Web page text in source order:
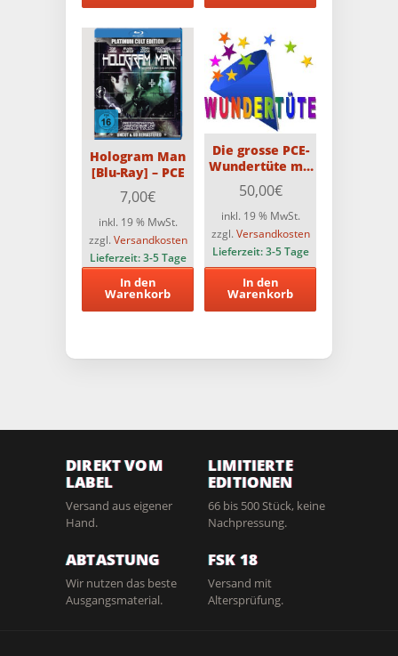
Hologram Man
[Blu-Ray] – PCE
7,00€
inkl. 19 % MwSt.
zzgl. Versandkosten
Lieferzeit:3-5 Tage
In den
Warenkorb
Die grosse PCE-
Wundertüte mit
6 PCE-Blu-rays
50,00€
inkl. 19 % MwSt.
zzgl. Versandkosten
Lieferzeit:3-5 Tage
In den
Warenkorb
DIREKT VOM
LABEL
Versand aus eigener
Hand.
LIMITIERTE
EDITIONEN
66 bis 500 Stück, keine
Nachpressung.
ABTASTUNG
Wir nutzen das beste
Ausgangsmaterial.
FSK 18
Versand mit
Altersprüfung.